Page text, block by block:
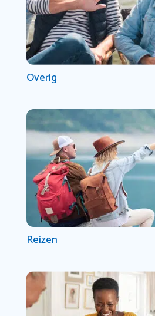
Overig
Reizen